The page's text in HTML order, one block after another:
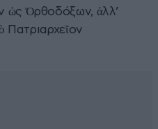
ὡς Ὀρθοδόξων, ἀλλ’
Πατριαρχεῖον